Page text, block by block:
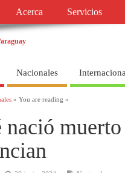
Acerca Servicios
Nacionales
» You are reading »
nació